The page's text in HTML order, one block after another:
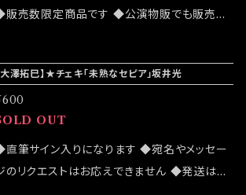
鳥居 きらら 吉本 裕太 江里奈 河
)12:00/18:00 金城 色 02/24 (土)12:00/18:
安澄 かえで 02/25 (日)12:00/18:00 稲葉
(ex.太陽とシスコムーン) 【テーマ曲】「未
)12:00/18:00 08/13 (日)12:00/18:00 【前
【住所】東京都世田谷区玉川2-26-3 N2ビル
下2階 【交通】東急田園都市線「二子玉川」駅
【レギュラーキャスト】 藤井 美音 田口
遼子 黒田 歩 村上 雅季 山本 あいか
こうすけ 腕トラ 【声のみ出演】前田 有紀
売数限定商品です ◆公演物販でも販売致
プでのご注文をお願い致します ◆発送は202
03/02 イベント「大感謝祭」後になります
大澤拓巳】★チェキ「未熟なセピア」坂井光
OUT
筆サイン入りになります ◆宛名やメッセー
のリクエストはお応えできません ◆発送はラ